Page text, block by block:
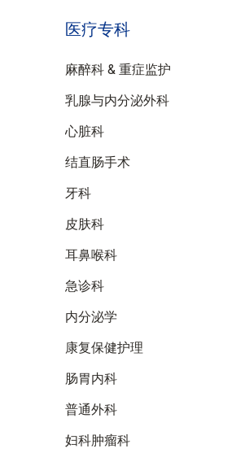
医疗专科
麻醉科 & 重症监护
乳腺与内分泌外科
心脏科
结直肠手术
牙科
皮肤科
耳鼻喉科
急诊科
内分泌学
康复保健护理
肠胃内科
普通外科
妇科肿瘤科